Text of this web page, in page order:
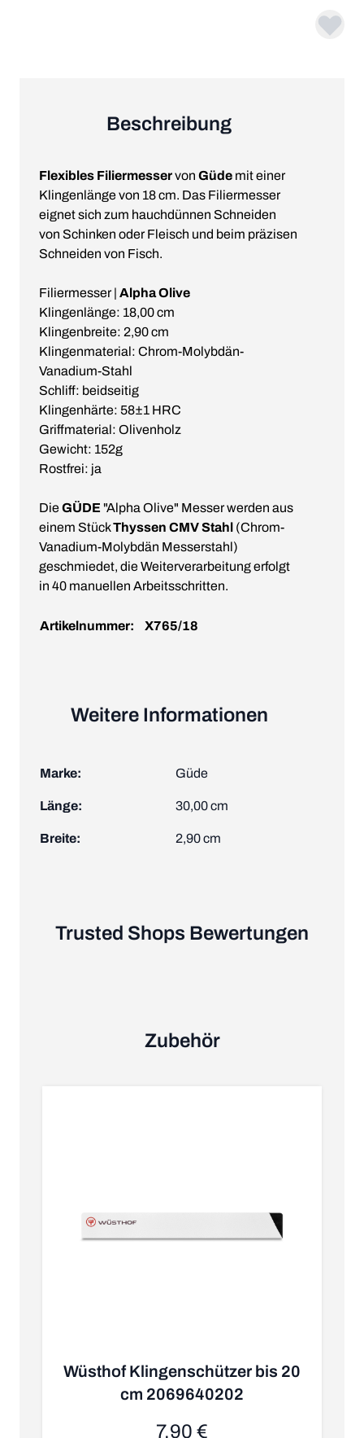
Beschreibung
Flexibles Filiermesservon Güde mit einer
Klingenlänge von 18 cm. Das Filiermesser
eignet sich zum hauchdünnen Schneiden
von Schinken oder Fleisch und beim präzisen
Schneiden von Fisch.
Filiermesser | Alpha Olive
Klingenlänge: 18,00 cm
Klingenbreite: 2,90 cm
Klingenmaterial: Chrom-Molybdän-
Vanadium-Stahl
Schliff: beidseitig
Klingenhärte: 58±1 HRC
Griffmaterial: Olivenholz
Gewicht: 152g
Rostfrei: ja
DieGÜDE "Alpha Olive" Messer werden aus
einem StückThyssen CMV Stahl (Chrom-
Vanadium-Molybdän Messerstahl)
geschmiedet, die Weiterverarbeitung erfolgt
in 40 manuellen Arbeitsschritten.
Artikelnummer: X765/18
Weitere Informationen
Marke: Güde
Länge: 30,00 cm
Breite: 2,90 cm
Trusted Shops Bewertungen
Zubehör
Wüsthof Klingenschützer bis 20
cm 2069640202
7,90 €